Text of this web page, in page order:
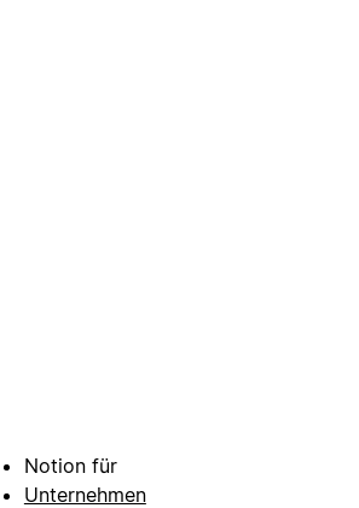
Notion für
Unternehmen